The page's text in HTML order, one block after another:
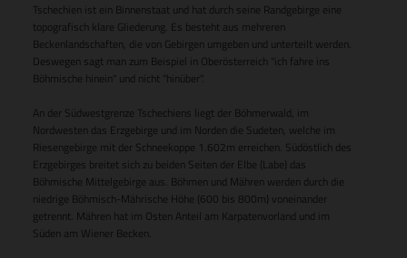
Tschechien ist ein Binnenstaat und hat durch seine Randgebirge eine
topografisch klare Gliederung. Es besteht aus mehreren
Beckenlandschaften, die von Gebirgen umgeben und unterteilt werden.
Deswegen sagt man zum Beispiel in Oberösterreich "ich fahre ins
Böhmische hinein" und nicht "hinüber".
An der Südwestgrenze Tschechiens liegt der Böhmerwald, im
Nordwesten das Erzgebirge und im Norden die Sudeten, welche im
Riesengebirge mit der Schneekoppe 1.602m erreichen. Südöstlich des
Erzgebirges breitet sich zu beiden Seiten der Elbe (Labe) das
Böhmische Mittelgebirge aus. Böhmen und Mähren werden durch die
niedrige Böhmisch-Mährische Höhe (600 bis 800m) voneinander
getrennt. Mähren hat im Osten Anteil am Karpatenvorland und im
Süden am Wiener Becken.